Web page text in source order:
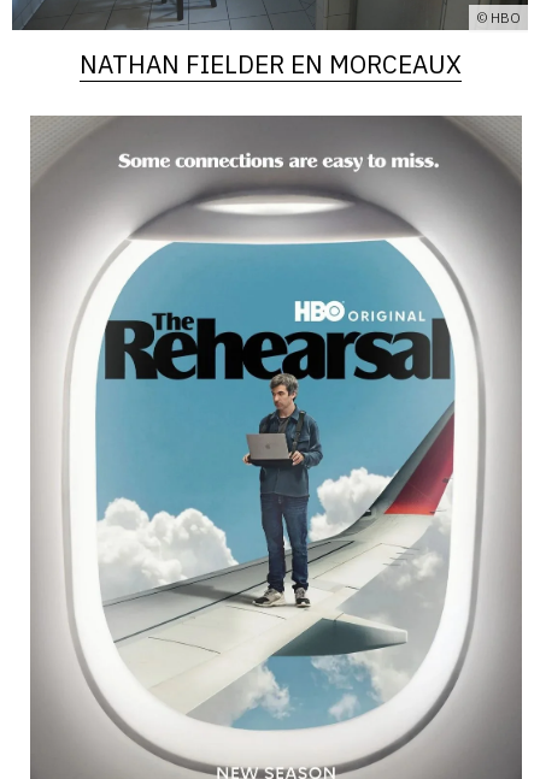
© HBO
NATHAN FIELDER EN MORCEAUX